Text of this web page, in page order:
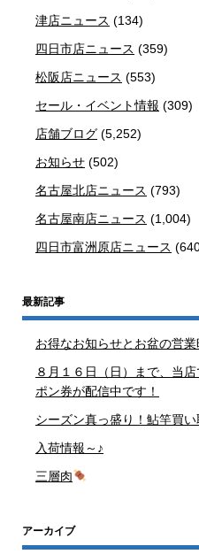
津店ニュース (134)
四日市店ニュース (359)
松阪店ニュース (553)
セール・イベント情報 (309)
店舗ブログ (5,252)
お知らせ (502)
名古屋北店ニュース (793)
名古屋南店ニュース (1,004)
四日市富洲原店ニュース
最新記事
お得なお知らせとお盆の営業
８月１６日（日）まで、当
ポン券が配信中です！
シーズン真っ盛り！鮎竿買い
入荷情報～♪
三層肉
アーカイブ